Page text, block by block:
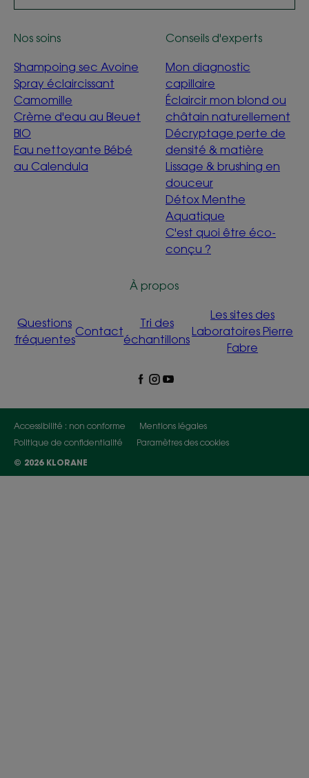
Nos soins
Shampoing sec Avoine
Spray éclaircissant
Camomille
Crème d'eau au Bleuet
BIO
Eau nettoyante Bébé
au Calendula
Conseils d'experts
Mon diagnostic
capillaire
Éclaircir mon blond ou
châtain naturellement
Décryptage perte de
densité & matière
Lissage & brushing en
douceur
Détox Menthe
Aquatique
C'est quoi être éco-
conçu ?
À propos
Questions
fréquentes
Contact
Tri des
échantillons
Les sites des
Laboratoires Pierre
Fabre
Accessibilité : non conforme
Mentions légales
Politique de confidentialité
Paramètres des cookies
© 2026 KLORANE